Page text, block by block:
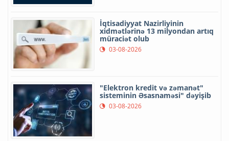
İqtisadiyyat Nazirliyinin
xidmətlərinə 13 milyondan artıq
müraciət olub
03-08-2026
"Elektron kredit və zəmanət"
sisteminin Əsasnaməsi" dəyişib
03-08-2026